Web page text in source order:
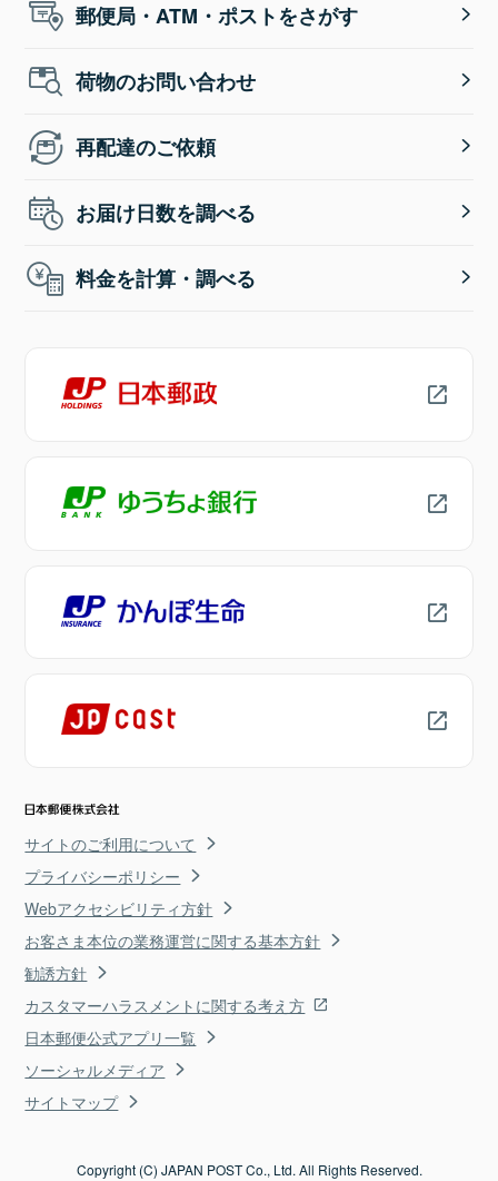
郵便局・ATM・ポストをさがす
荷物のお問い合わせ
再配達のご依頼
お届け日数を調べる
料金を計算・調べる
サイトのご利用について
プライバシーポリシー
Webアクセシビリティ方針
お客さま本位の業務運営に関する基本方針
勧誘方針
カスタマーハラスメントに関する考え方
日本郵便公式アプリ一覧
ソーシャルメディア
サイトマップ
Copyright (C) JAPAN POST Co., Ltd. All Rights Reserved.